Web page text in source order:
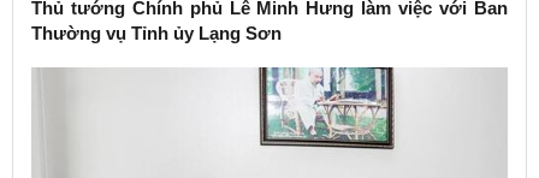
Thủ tướng Chính phủ Lê Minh Hưng làm việc với Ban
Thường vụ Tỉnh ủy Lạng Sơn